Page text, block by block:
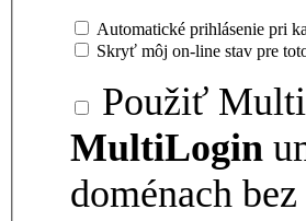
Automatické prihlásenie pri
Skryť môj on-line stav pre
Použiť
MultiLogin
doménach